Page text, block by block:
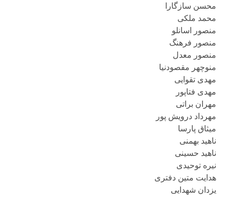
محسن سازگارا
محمد ملکی
منصور اسانلو
منصور فرهنگ
منصور معدل
منوچهر مقصودنیا
مهدی تقوایی
مهدی فتاپور
مهران براتى
مهرداد درویش پور
میثاق پارسا
ناهيد بهمنى
ناهید حسینی
نیره توحیدی
هدایت متین دفتری
یزدان شهدایی